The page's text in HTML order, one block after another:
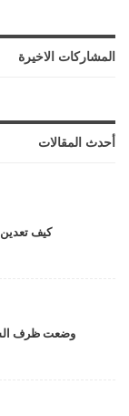
المشاركات الاخيرة
أحدث المقالات
كيف تعدين
وضعت ظرف